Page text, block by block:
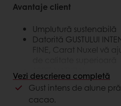
Avantaje client
Umplutură sustenabilă
Datorită GUSTULUI
FINE, Carat Nuxel vă
100% NATURAL
Avantaje consumator
Vezi descrierea completă
Gust intens de alune
cacao.